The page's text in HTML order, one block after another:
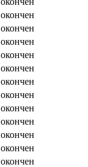
окончен
окончен
окончен
окончен
окончен
окончен
окончен
окончен
окончен
окончен
окончен
окончен